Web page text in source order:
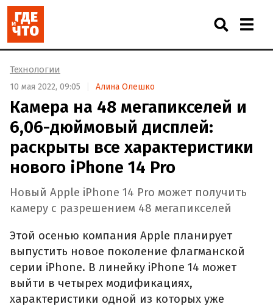
Технологии
10 мая 2022, 09:05 Алина Олешко
Камера на 48 мегапикселей и
6,06-дюймовый дисплей:
раскрыты все характеристики
нового iPhone 14 Pro
Новый Apple iPhone 14 Pro может получить
камеру с разрешением 48 мегапикселей
Этой осенью компания Apple планирует
выпустить новое поколение флагманской
серии iPhone. В линейку iPhone 14 может
выйти в четырех модификациях,
характеристики одной из которых уже